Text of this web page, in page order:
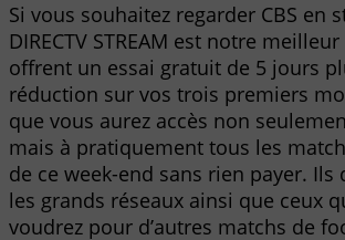
Si vous souhaitez regarder CBS en
DIRECTV STREAM est notre
offrent un essai gratuit de 5 jours
réduction sur vos trois premiers
que vous aurez accès non
mais à pratiquement tous les
de ce week-end sans rien payer.
les grands réseaux ainsi que ceux
voudrez pour d’autres matchs de